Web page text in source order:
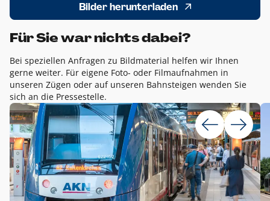
Bilder herunterladen
Für Sie war nichts dabei?
Bei speziellen Anfragen zu Bildmaterial helfen wir Ihnen
gerne weiter. Für eigene Foto- oder Filmaufnahmen in
unseren Zügen oder auf unseren Bahnsteigen wenden Sie
sich an die Pressestelle.